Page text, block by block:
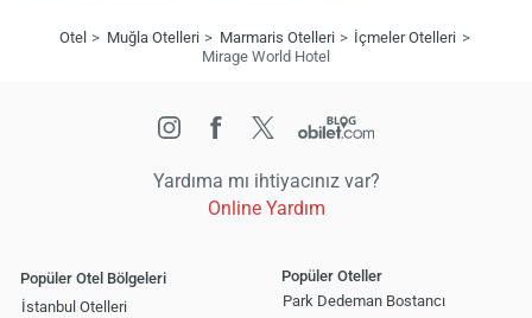
Otel Muğla Otelleri Marmaris Otelleri
İçmeler Otelleri
Mirage World Hotel
Yardıma mı ihtiyacınız var?
Online Yardım
Popüler Otel Bölgeleri
İstanbul Otelleri
Popüler Oteller
Park Dedeman Bostancı